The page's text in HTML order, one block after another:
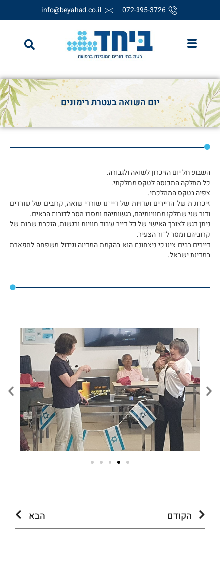
072-395-3726
info@beyahad.co.il
יום השואה בעטרת רימונים
השבוע חל יום הזיכרון לשואה ולגבורה.
כל מחלקה התכנסה לטקס מחלקתי.
צפיה בטקס הממלכתי.
זיכרונות של הדיירים ועדויות של דיירנו שורדי שואה, קרובים של שורדים
ודור שני שחלקו מחוויותיהם, רגשותיהם ומסרו מסר לדורות הבאים.
ניתן דגש לצורך האישי של כל דייר עיבוד חוויות ורגשות, הזכרת שמות של
קרוביהם ומסר לדור הצעיר.
דיירים רבים צינו כי ניצחונם הוא בהקמת המדינה וגידול משפחה לתפארת
במדינת ישראל.
הקודם הבא